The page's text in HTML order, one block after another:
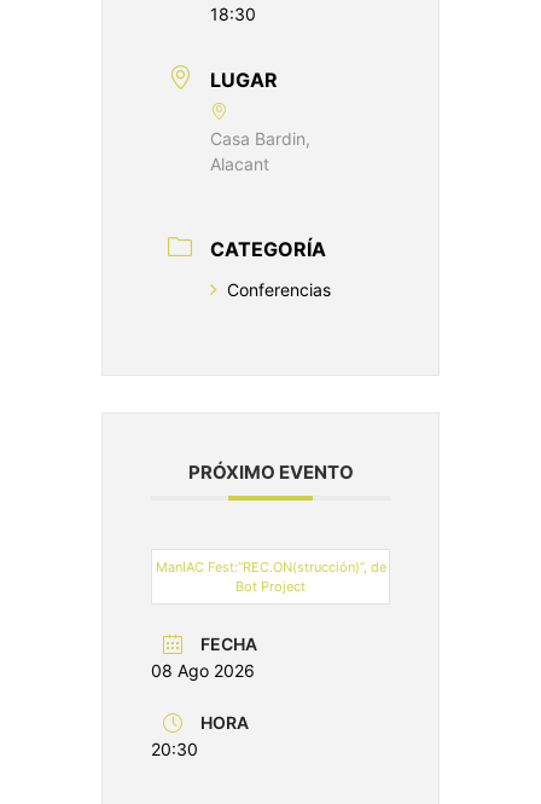
18:30
LUGAR
Casa Bardin,
Alacant
CATEGORÍA
Conferencias
PRÓXIMO EVENTO
ManIAC Fest:“REC.ON(strucción)”, de
Bot Project
FECHA
08 Ago 2026
HORA
20:30